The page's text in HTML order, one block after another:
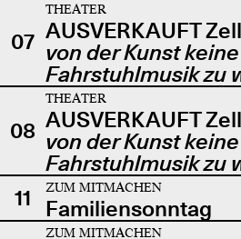
07
THEATER
AUSVERKAUFT
von der Kunst keine
Fahrstuhlmusik zu
08
THEATER
AUSVERKAUFT
von der Kunst keine
Fahrstuhlmusik zu
11
ZUM MITMACHEN
Familiensonntag
ZUM MITMACHEN